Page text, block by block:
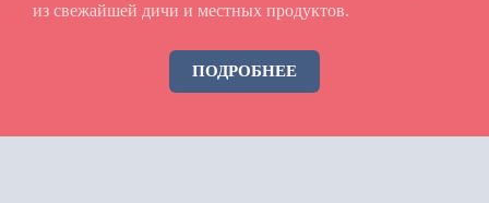
из свежайшей дичи и местных продуктов.
ПОДРОБНЕЕ